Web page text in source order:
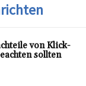
von Klick-
sollten